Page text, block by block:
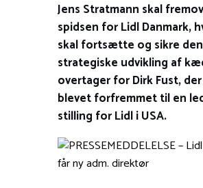
Jens Stratmann skal
spidsen for Lidl Danmark,
skal fortsætte og sikre den
strategiske udvikling af
overtager for Dirk Fust,
blevet forfremmet til en
stilling for Lidl i USA.